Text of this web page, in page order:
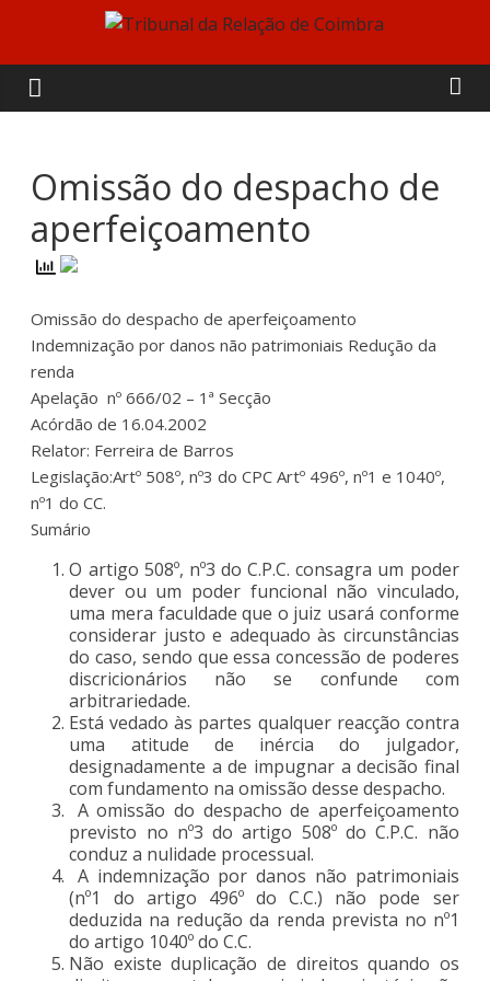
content
Tribunal
da
Relação
de
Coimbra
Omissão do despacho de
aperfeiçoamento
Omissão do despacho de aperfeiçoamento
Indemnização por danos não patrimoniais Redução da
renda
Apelação nº 666/02 – 1ª Secção
Acórdão de 16.04.2002
Relator: Ferreira de Barros
Legislação:Artº 508º, nº3 do CPC Artº 496º, nº1 e 1040º,
nº1 do CC.
Sumário
O artigo 508º, nº3 do C.P.C. consagra um poder
dever ou um poder funcional não vinculado,
uma mera faculdade que o juiz usará conforme
considerar justo e adequado às circunstâncias
do caso, sendo que essa concessão de poderes
discricionários não se confunde com
arbitrariedade.
Está vedado às partes qualquer reacção contra
uma atitude de inércia do julgador,
designadamente a de impugnar a decisão final
com fundamento na omissão desse despacho.
A omissão do despacho de aperfeiçoamento
previsto no nº3 do artigo 508º do C.P.C. não
conduz a nulidade processual.
A indemnização por danos não patrimoniais
(nº1 do artigo 496º do C.C.) não pode ser
deduzida na redução da renda prevista no nº1
do artigo 1040º do C.C.
Não existe duplicação de direitos quando os